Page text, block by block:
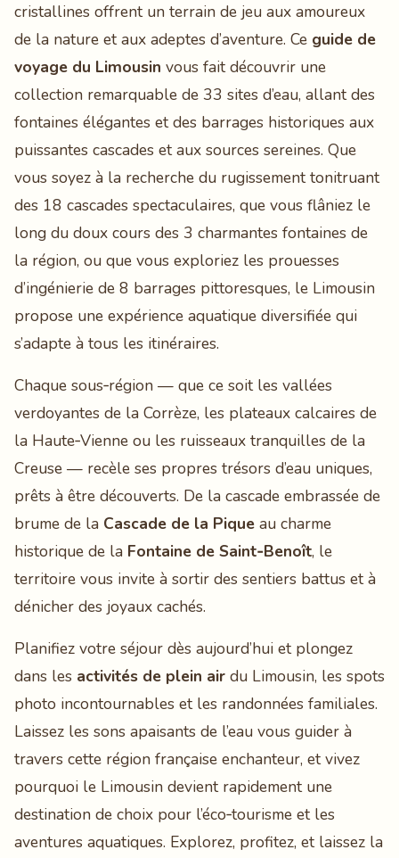
cristallines offrent un terrain de jeu aux amoureux
de la nature et aux adeptes d’aventure. Ce guide de
voyage du Limousin vous fait découvrir une
collection remarquable de 33 sites d’eau, allant des
fontaines élégantes et des barrages historiques aux
puissantes cascades et aux sources sereines. Que
vous soyez à la recherche du rugissement tonitruant
des 18 cascades spectaculaires, que vous flâniez le
long du doux cours des 3 charmantes fontaines de
la région, ou que vous exploriez les prouesses
d’ingénierie de 8 barrages pittoresques, le Limousin
propose une expérience aquatique diversifiée qui
s’adapte à tous les itinéraires.
Chaque sous‑région — que ce soit les vallées
verdoyantes de la Corrèze, les plateaux calcaires de
la Haute‑Vienne ou les ruisseaux tranquilles de la
Creuse — recèle ses propres trésors d’eau uniques,
prêts à être découverts. De la cascade embrassée de
brume de la Cascade de la Pique au charme
historique de la Fontaine de Saint‑Benoît, le
territoire vous invite à sortir des sentiers battus et à
dénicher des joyaux cachés.
Planifiez votre séjour dès aujourd’hui et plongez
dans les activités de plein air du Limousin, les spots
photo incontournables et les randonnées familiales.
Laissez les sons apaisants de l’eau vous guider à
travers cette région française enchanteur, et vivez
pourquoi le Limousin devient rapidement une
destination de choix pour l’éco‑tourisme et les
aventures aquatiques. Explorez, profitez, et laissez la